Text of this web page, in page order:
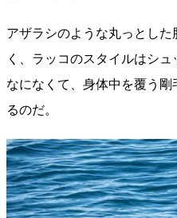
アザラシのような丸っとし
く、ラッコのスタイルはシ
なになくて、身体中を覆う
るのだ。